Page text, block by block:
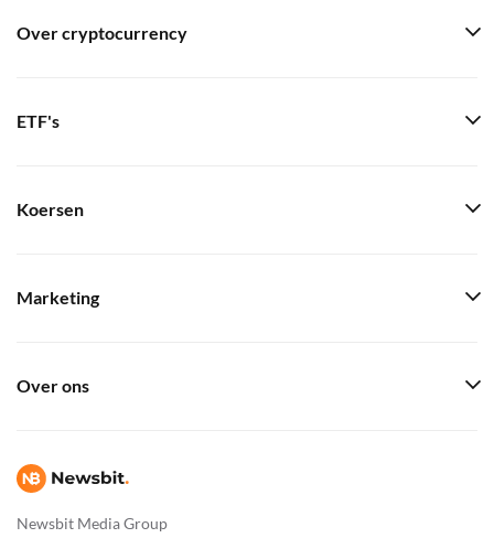
Newsbit Media Group
Over cryptocurrency
ETF's
Koersen
Marketing
Over ons